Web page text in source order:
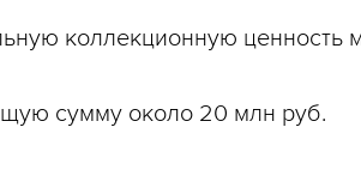
коллекционную ценность
сумму около 20 млн руб.